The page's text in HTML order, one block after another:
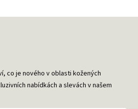
co je nového v oblasti kožených
nabídkách a slevách v našem